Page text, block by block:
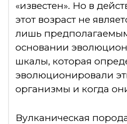
«известен». Но в
этот возраст не
лишь
основании
шкалы, которая
эволюционировали
организмы и когда
Вулканическая